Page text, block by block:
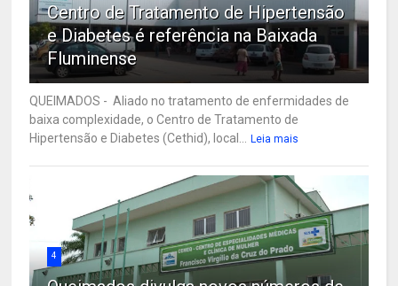
Centro de Tratamento de Hipertensão
e Diabetes é referência na Baixada
Fluminense
QUEIMADOS - Aliado no tratamento de enfermidades de
baixa complexidade, o Centro de Tratamento de
Hipertensão e Diabetes (Cethid), local...
Leia mais
4